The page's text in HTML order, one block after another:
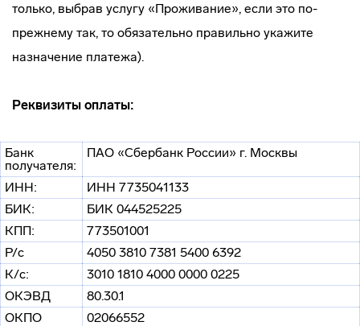
только, выбрав услугу «Проживание», если это по-
прежнему так, то обязательно правильно укажите
назначение платежа).
Реквизиты оплаты:
Банк
получателя:
ПАО «Сбербанк России» г. Москвы
ИНН:
ИНН 7735041133
БИК:
БИК 044525225
КПП:
773501001
Р/с
4050 3810 7381 5400 6392
К/с:
3010 1810 4000 0000 0225
ОКЭВД
80.30.1
ОКПО
02066552